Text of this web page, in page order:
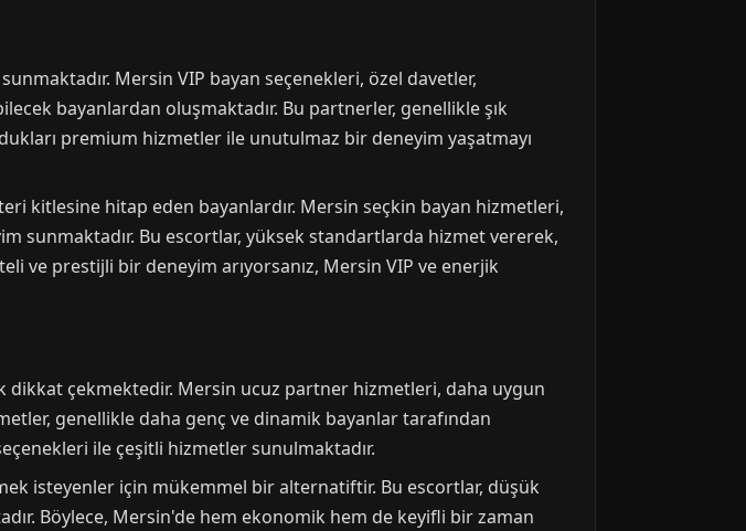
Mersin VIP bayan seçenekleri, özel davetler,
bayanlardan oluşmaktadır. Bu partnerler, genellikle şık
premium hizmetler ile unutulmaz bir deneyim yaşatmayı
kitlesine hitap eden bayanlardır. Mersin seçkin bayan hizmetleri,
sunmaktadır. Bu escortlar, yüksek standartlarda hizmet vererek,
ve prestijli bir deneyim arıyorsanız, Mersin VIP ve enerjik
çekmektedir. Mersin ucuz partner hizmetleri, daha uygun
genellikle daha genç ve dinamik bayanlar tarafından
ile çeşitli hizmetler sunulmaktadır.
isteyenler için mükemmel bir alternatiftir. Bu escortlar, düşük
Böylece, Mersin'de hem ekonomik hem de keyifli bir zaman